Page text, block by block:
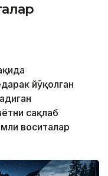
йўқолган
сақлаб
воситалар